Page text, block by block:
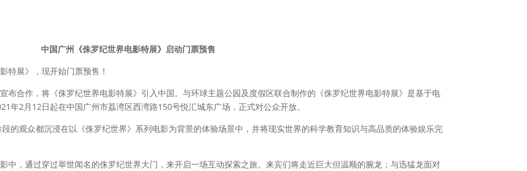
中国广州《侏罗纪世界电影特展》启动门票预售
特展》，现开始门票预售！
布合作，将《侏罗纪世界电影特展》引入中国。与环球主题公园及度假区联合制作的《侏罗纪世界电影特展》是基于电
年2月12日起在中国广州市荔湾区西湾路150号悦汇城东广场，正式对公众开放。
的观众都沉浸在以《侏罗纪世界》系列电影为背景的体验场景中，并将现实世界的科学教育知识与高品质的体验娱乐完
中，通过穿过举世闻名的侏罗纪世界大门，来开启一场互动探索之旅。来宾们将走近巨大但温顺的腕龙；与迅猛龙面对